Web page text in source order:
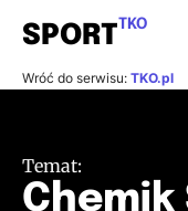
SPORTTKO
Wróć do serwisu: TKO.pl
Temat:
Chemik